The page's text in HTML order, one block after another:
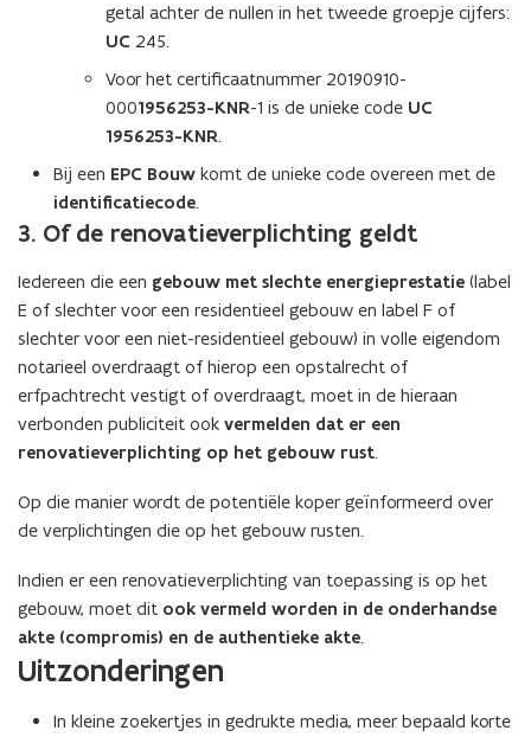
getal achter de nullen in het tweede groepje cijfers:
UC 245.
Voor het certificaatnummer 20190910-
0001956253-KNR-1 is de unieke code UC
1956253-KNR.
Bij een EPC Bouw komt de unieke code overeen met de
identificatiecode.
3. Of de renovatieverplichting geldt
Iedereen die een gebouw met slechte energieprestatie (label
E of slechter voor een residentieel gebouw en label F of
slechter voor een niet-residentieel gebouw) in volle eigendom
notarieel overdraagt of hierop een opstalrecht of
erfpachtrecht vestigt of overdraagt, moet in de hieraan
verbonden publiciteit ook vermelden dat er een
renovatieverplichting op het gebouw rust.
Op die manier wordt de potentiële koper geïnformeerd over
de verplichtingen die op het gebouw rusten.
Indien er een renovatieverplichting van toepassing is op het
gebouw, moet dit ook vermeld worden in de onderhandse
akte (compromis) en de authentieke akte.
Uitzonderingen
In kleine zoekertjes in gedrukte media, meer bepaald korte